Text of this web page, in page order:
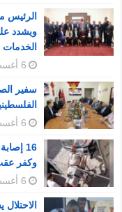
الرئيس
ويشدد
الخدمات
6 أغسطس، 2026
سفير
6 أغسطس، 2026
16
وكفر
6 أغسطس، 2026